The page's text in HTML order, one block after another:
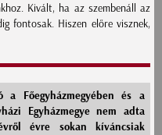
Kivált, ha az szembenáll az
fontosak. Hiszen előre visznek,
Főegyházmegyében és a
Egyházmegye nem adta
évre sokan kíváncsiak